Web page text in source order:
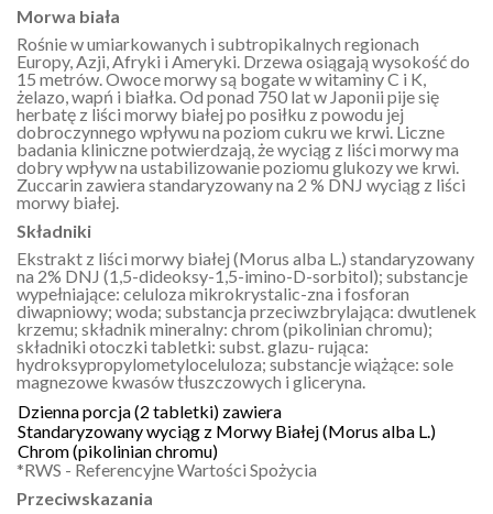
Morwa biała
Rośnie w umiarkowanych i subtropikalnych regionach
Europy, Azji, Afryki i Ameryki. Drzewa osiągają wysokość do
15 metrów. Owoce morwy są bogate w witaminy C i K,
żelazo, wapń i białka. Od ponad 750 lat w Japonii pije się
herbatę z liści morwy białej po posiłku z powodu jej
dobroczynnego wpływu na poziom cukru we krwi. Liczne
badania kliniczne potwierdzają, że wyciąg z liści morwy ma
dobry wpływ na ustabilizowanie poziomu glukozy we krwi.
Zuccarin zawiera standaryzowany na 2 % DNJ wyciąg z liści
morwy białej.
Składniki
Ekstrakt z liści morwy białej (Morus alba L.) standaryzowany
na 2% DNJ (1,5-dideoksy-1,5-imino-D-sorbitol); substancje
wypełniające: celuloza mikrokrystalic-zna i fosforan
diwapniowy; woda; substancja przeciwzbrylająca: dwutlenek
krzemu; składnik mineralny: chrom (pikolinian chromu);
składniki otoczki tabletki: subst. glazu- rująca:
hydroksypropylometyloceluloza; substancje wiążące: sole
magnezowe kwasów tłuszczowych i gliceryna.
Dzienna porcja (2 tabletki) zawiera
Standaryzowany wyciąg z Morwy Białej (Morus alba L.)
Chrom (pikolinian chromu)
*RWS - Referencyjne Wartości Spożycia
Przeciwskazania